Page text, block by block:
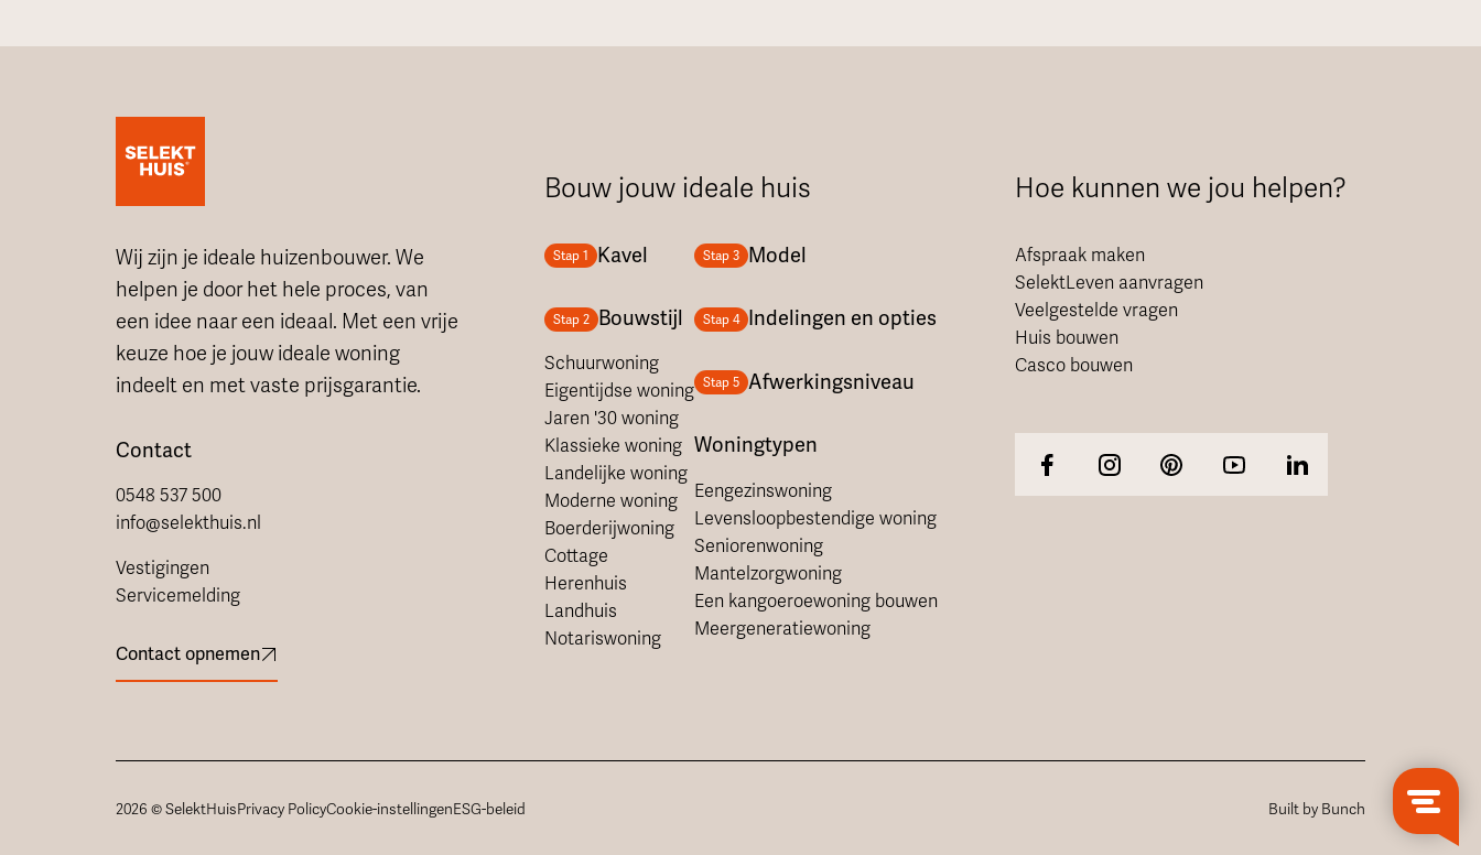
Wij zijn je ideale huizenbouwer. We
helpen je door het hele proces, van
een idee naar een ideaal. Met een vrije
keuze hoe je jouw ideale woning
indeelt en met vaste prijsgarantie.
Contact
0548 537 500
info@selekthuis.nl
Vestigingen
Servicemelding
Contact opnemen
Bouw jouw ideale huis
Stap 1 Kavel
Stap 2 Bouwstijl
Schuurwoning
Eigentijdse woning
Jaren '30 woning
Klassieke woning
Landelijke woning
Moderne woning
Boerderijwoning
Cottage
Herenhuis
Landhuis
Notariswoning
Stap 3 Model
Stap 4 Indelingen en opties
Stap 5 Afwerkingsniveau
Woningtypen
Eengezinswoning
Levensloopbestendige woning
Seniorenwoning
Mantelzorgwoning
Een kangoeroewoning bouwen
Meergeneratiewoning
Hoe kunnen we jou helpen?
Afspraak maken
SelektLeven aanvragen
Veelgestelde vragen
Huis bouwen
Casco bouwen
2026 © SelektHuisPrivacy PolicyCookie-instellingenESG-beleid Built by Bunch